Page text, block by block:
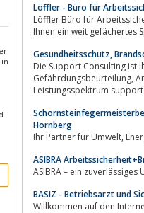
Löffler - Büro für
Löffler Büro für Arbeitssicherheit GmbH – Ihrem Partner in allen Belangen des Arbeits- und
Ihnen ein weit gefächertes
Gesundheitsschutz,
Die Support Consulting ist Ihr
Gefährdungsbeurteilung, Arbeitssicherheit oder Arbeitsmedizin. Mit mehr als 50 Jahren Erfahrung und einem breiten
Hornberg
Ihr
ASIBRA
ASIBRA – ein
BASIZ - Betriebsarzt und
Willkommen auf den